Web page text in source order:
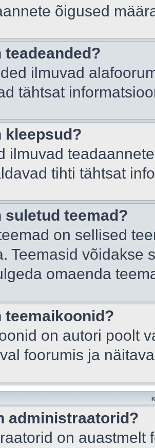
õigused
teadeanded?
ilmuvad
tähtsat
kleepsud?
ilmuvad
tihti tähtsat
suletud teemad?
on sellised
Teemasid võidakse
omaenda
teemaikoonid?
on autori poolt
foorumis ja
administraatorid?
on auastmelt